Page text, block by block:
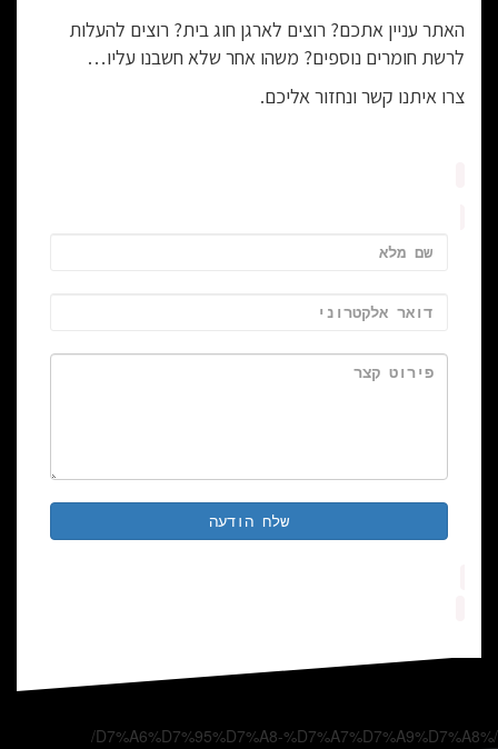
האתר עניין אתכם? רוצים לארגן חוג בית? רוצים להעלות
לרשת חומרים נוספים? משהו אחר שלא חשבנו עליו…
צרו איתנו קשר ונחזור אליכם.
שלח הודעה
/%D7%A6%D7%95%D7%A8-%D7%A7%D7%A9%D7%A8/